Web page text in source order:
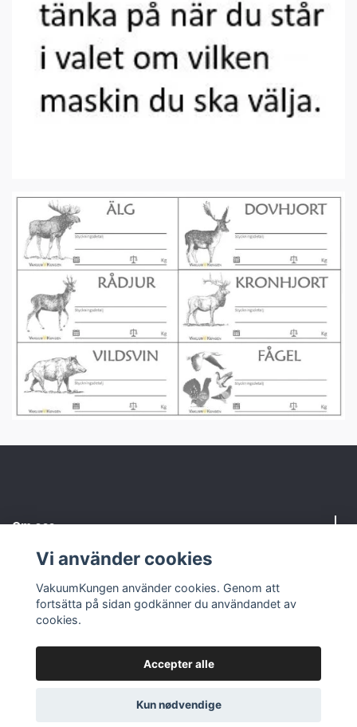
Om oss
Kundtjänst
Sociale medier
© 2026 VakuumKungen
Vi använder cookies
VakuumKungen använder cookies. Genom att
fortsätta på sidan godkänner du användandet av
cookies.
Accepter alle
Kun nødvendige